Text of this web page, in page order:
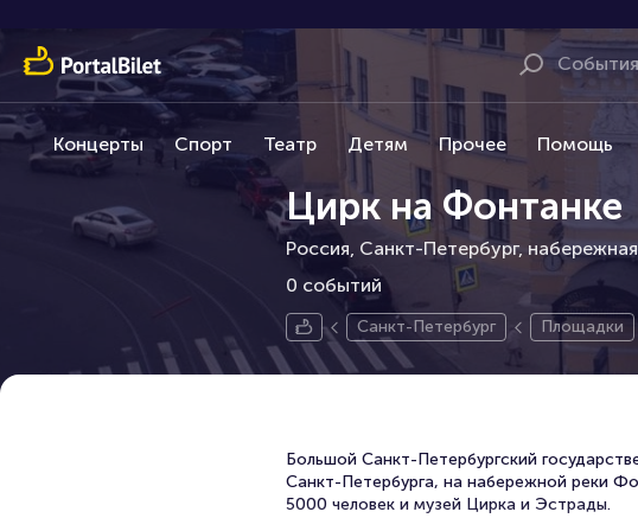
Концерты Спорт Театр Детям Прочее Помощь
Цирк на Фонтанке
Россия, Санкт-Петербург,
0 событий
Санкт-Петербург Площадки
Большой Санкт-Петербургский
Санкт-Петербурга, на набережной реки
5000 человек и музей Цирка и Эстрады.